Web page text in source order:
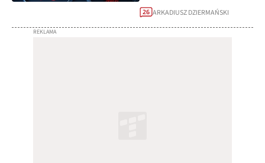
26 ARKADIUSZ DZIERMAŃSKI